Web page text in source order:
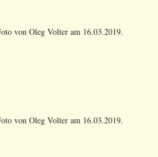
von Oleg Volter am 16.03.2019.
von Oleg Volter am 16.03.2019.